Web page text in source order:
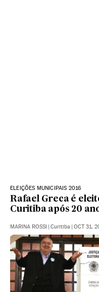
ELEIÇÕES MUNICIPAIS 2016
Rafael Greca é
Curitiba após 20
MARINA ROSSI Curitiba OCT 31,